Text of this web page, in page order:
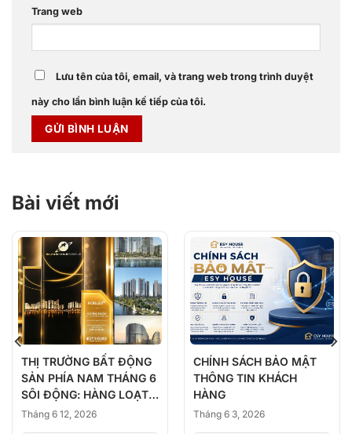
Trang web
Lưu tên của tôi, email, và trang web trong trình duyệt
này cho lần bình luận kế tiếp của tôi.
Bài viết mới
THỊ TRƯỜNG BẤT ĐỘNG
SẢN PHÍA NAM THÁNG 6
SÔI ĐỘNG: HÀNG LOẠT
DỰ ÁN ĐỒNG LOẠT
Tháng 6 12, 2026
CHÍNH SÁCH BẢO MẬT
THÔNG TIN KHÁCH
HÀNG
Tháng 6 3, 2026